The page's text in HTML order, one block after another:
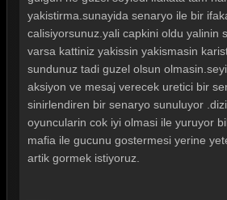
yakistirma.sunayida senaryo ile bir
calisiyorsunuz.yali capkini oldu yalinin
varsa kattiniz yakissin yakismasin
sundunuz tadi guzel olsun
aksiyon ve mesaj verecek uretici bir
sinirlendiren bir senaryo sunuluyor
oyuncularin cok iyi olmasi ile yuruyor
mafia ile gucunu gostermesi yerine
artik gormek istiyoruz.